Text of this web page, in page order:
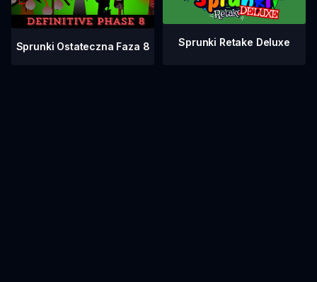
Sprunki Ostateczna Faza 8 Sprunki Retake Deluxe